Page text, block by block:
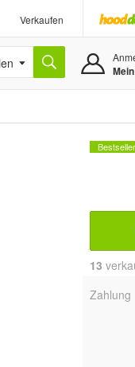
Verkaufen
Bestseller
13
Zahlung